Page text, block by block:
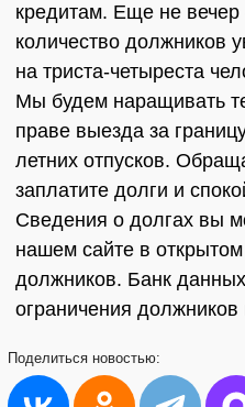
кредитам. Еще не вечер
количество должников
на триста-четыреста
Мы будем наращивать
праве выезда за
летних отпусков.
заплатите долги и
Сведения о долгах вы
нашем сайте в
должников. Банк
ограничения должников
Поделиться новостью: